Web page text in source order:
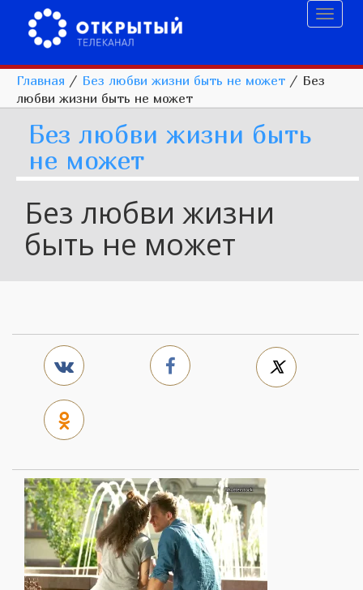
Главная / Без любви жизни быть не может / Без
любви жизни быть не может
Без любви жизни быть
не может
Без любви жизни
быть не может